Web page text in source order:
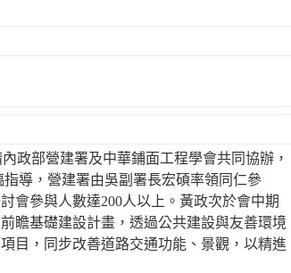
政部營建署及中華鋪面工程學會共同協辦，
導，營建署由吳副署長宏碩率領同仁參
會參與人數達200人以上。黃政次於會中期
瞻基礎建設計畫，透過公共建設與友善環境
目，同步改善道路交通功能、景觀，以精進